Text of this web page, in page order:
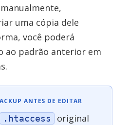
uma cópia dele
você poderá
ao padrão anterior em
ANTES DE EDITAR
.htaccess
original